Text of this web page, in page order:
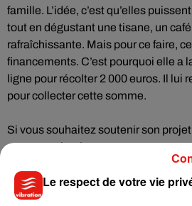
famille. L’idée, c’est qu’elles
tout en dégustant une tisane, un
rafraîchissante. Mais pour ce faire,
financements. C’est pourquoi elle a
ligne pour récolter 2 000 euros. Il lui
pour collecter cette somme.
Si vous souhaitez soutenir son
page Facebook.
Le respect de votre vie